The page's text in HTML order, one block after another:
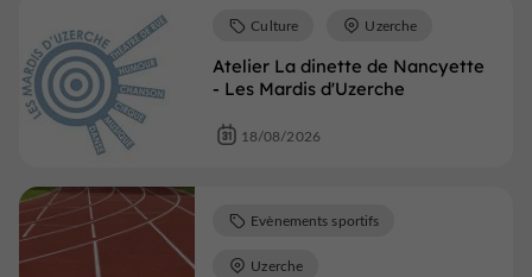
Atelier La dinette de Nancyette
- Les Mardis d'Uzerche
Culture Uzerche
18/08/2026
Evènements sportifs
Uzerche